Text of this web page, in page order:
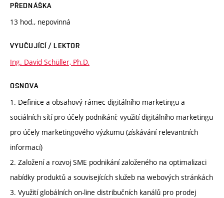
PŘEDNÁŠKA
13 hod., nepovinná
VYUČUJÍCÍ / LEKTOR
Ing. David Schüller, Ph.D.
OSNOVA
1. Definice a obsahový rámec digitálního marketingu a
sociálních sítí pro účely podnikání; využití digitálního marketingu
pro účely marketingového výzkumu (získávání relevantních
informací)
2. Založení a rozvoj SME podnikání založeného na optimalizaci
nabídky produktů a souvisejících služeb na webových stránkách
3. Využití globálních on-line distribučních kanálů pro prodej